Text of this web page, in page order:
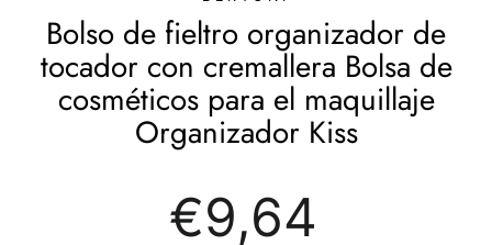
Bolso de fieltro organizador de
tocador con cremallera Bolsa de
cosméticos para el maquillaje
Organizador Kiss
regular
€9,64